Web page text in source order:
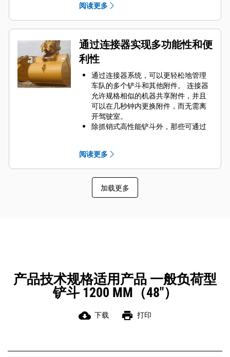
铲刀有助于保护铲斗中最常接触和穿
过物料的部件。
通过为您的铲斗和应用组合选择正确
的 GET 来降低维护成本。
铲斗齿尖提供多种选择，确保适合您
的具体应用。 无论您需要获得平整的
挖掘底面还是挖掘坚硬、磨蚀性的物
料，总会有一款齿尖解决方案适合
您。
阅读更多
通过连接器实现多功能性和便
利性
通过连接器系统，可以更轻松地管理
车队的多个铲斗和其他附件。 连接器
允许规格相似的机器共享附件，并且
可以在几秒钟内更换附件，而无需离
开驾驶室。
除抓销式高性能铲斗外，那些可通过
铲斗配有一个可优化挖掘力的凹进
销，当与 Cat 抓销式快速连接器配套
使用时，可为铲斗提供更快的循环时
间。
此外，Cat 抓销式快速连接器还允许操
带式挖掘机和所有轮式挖掘机兼容。
此外，还提供挖沟宽度连接器。
与 CW 专用连接器系统兼容的附件采
用固定式快速连接器铰接件。 CW 专
用连接器采用楔式锁定系统，确保始
终稳固地连接附件。
阅读更多
加载更多
产品技术规格适用产品 一般负荷型
铲斗 1200 MM（48"）
cloud_download 下载 print 打印